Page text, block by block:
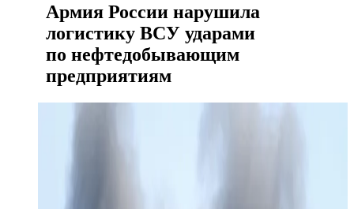
Армия России нарушила
логистику ВСУ ударами
по нефтедобывающим
предприятиям